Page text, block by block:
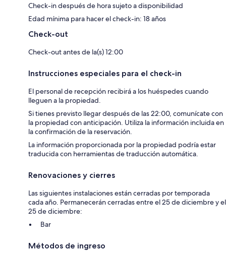
Check-in después de hora sujeto a disponibilidad
Edad mínima para hacer el check-in: 18 años
Check-out
Check-out antes de la(s) 12:00
Instrucciones especiales para el check-in
El personal de recepción recibirá a los huéspedes cuando
lleguen a la propiedad.
Si tienes previsto llegar después de las 22:00, comunícate con
la propiedad con anticipación. Utiliza la información incluida en
la confirmación de la reservación.
La información proporcionada por la propiedad podría estar
traducida con herramientas de traducción automática.
Renovaciones y cierres
Las siguientes instalaciones están cerradas por temporada
cada año. Permanecerán cerradas entre el 25 de diciembre y el
25 de diciembre:
Bar
Métodos de ingreso